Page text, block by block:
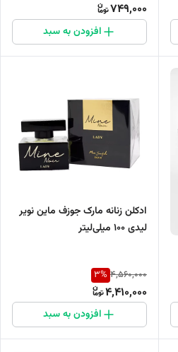
749,000
افزودن به سبد
ادکلن زنانه مارک جوزف ماین نویر
لیدی 100 میلی‌لیتر
4,560,000
3%
4,410,000
افزودن به سبد